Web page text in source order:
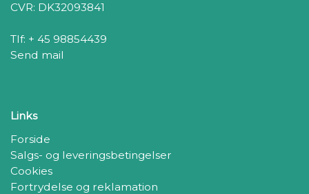
CVR: DK32093841
Tlf: + 45 98854439
Send mail
Links
Forside
Salgs- og leveringsbetingelser
Cookies
Fortrydelse og reklamation